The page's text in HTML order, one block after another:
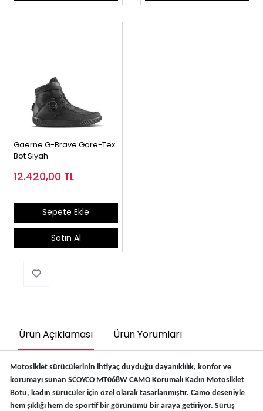
Gaerne G-Brave Gore-Tex
Bot Siyah
12.420,00 TL
Sepete Ekle
Satın Al
Ürün Açıklaması Ürün Yorumları
Motosiklet sürücülerinin ihtiyaç duyduğu dayanıklılık, konfor ve
korumayı sunan SCOYCO MT068W CAMO Korumalı Kadın Motosiklet
Botu, kadın sürücüler için özel olarak tasarlanmıştır. Camo deseniyle
hem şıklığı hem de sportif bir görünümü bir araya getiriyor. Sürüş